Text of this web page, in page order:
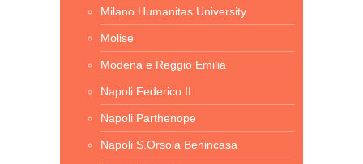
Milano Humanitas University
Molise
Modena e Reggio Emilia
Napoli Federico II
Napoli Parthenope
Napoli S.Orsola Benincasa